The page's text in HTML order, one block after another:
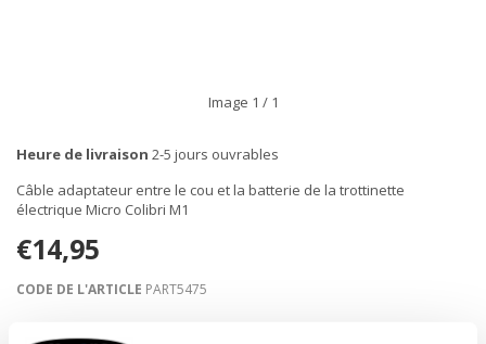
Image 1 / 1
Heure de livraison 2-5 jours ouvrables
Câble adaptateur entre le cou et la batterie de la trottinette
électrique Micro Colibri M1
€14,95
CODE DE L'ARTICLE PART5475